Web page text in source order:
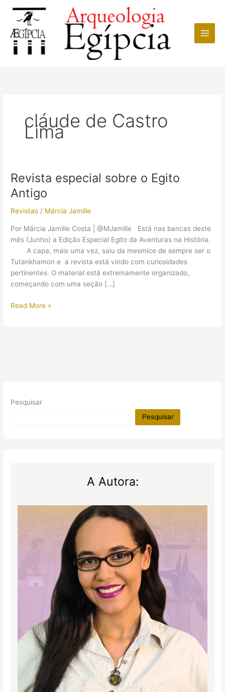
conteúdo
cláude de Castro
Lima
Revista especial sobre o Egito
Antigo
Revistas / Márcia Jamille
Por Márcia Jamille Costa | @MJamille Está nas bancas deste
mês (Junho) a Edição Especial Egito da Aventuras na História.
A capa, mais uma vez, saiu da mesmice de sempre ser o
Tutankhamon e a revista está vindo com curiosidades
pertinentes. O material está extremamente organizado,
começando com uma seção […]
Revista
Read More »
Pesquisar
Pesquisar
A Autora: